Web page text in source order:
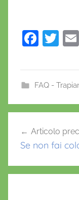
F
e
b
o
k
T
er
FAQ -
articoli
Articolo
Se non fai